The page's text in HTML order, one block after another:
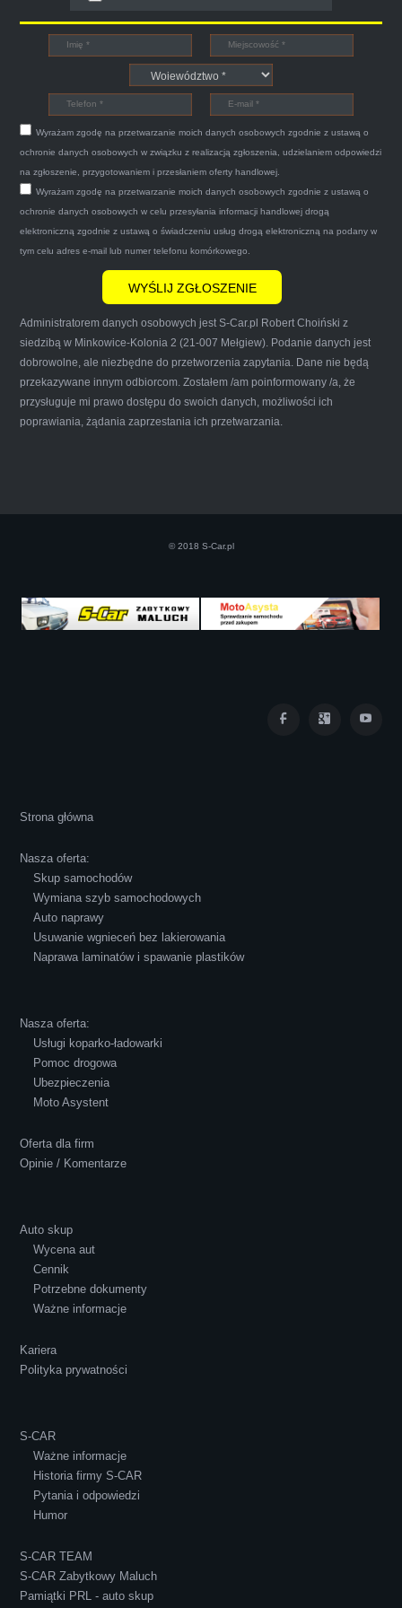
Witam,ja jestem bardzo zadowolona z usługi S-
Car.pl sprzedałam swoją wysłużoną corsinę
tego samego dnia miły grzeczny pan przyjechał
po trzech godzinach autolawetą sprawnie
zapakował auto wypisał dokumenty i wypłacił
gotówkę.Zdecydowanie mogę polecić tą firmę
mnie do skorzystania z ich usług przekonało to
że są na FACEBOOKU i każdy tam może
wyrazić opinię na ich temat.
Iwona Górska
naprawde ludzki, nie zdziera, nie oszukuje.
atmosferze, czego z reguły nie można
powiedzieć o innych firmach tego type.
Pozdrawiam i polecam!
Polecam S-Car.pl, szybka i bardzo miła
Wyrażam zgodę na przetwarzanie moich danych osobowych zgodnie z ustawą o
ochronie danych osobowych w związku z realizacją zgłoszenia, udzielaniem odpowiedzi
na zgłoszenie, przygotowaniem i przesłaniem oferty handlowej.
Wyrażam zgodę na przetwarzanie moich danych osobowych zgodnie z ustawą o
ochronie danych osobowych w celu przesyłania informacji handlowej drogą
elektroniczną zgodnie z ustawą o świadczeniu usług drogą elektroniczną na podany w
tym celu adres e-mail lub numer telefonu komórkowego.
Administratorem danych osobowych jest S-Car.pl Robert Choiński z
siedzibą w Minkowice-Kolonia 2 (21-007 Mełgiew). Podanie danych jest
dobrowolne, ale niezbędne do przetworzenia zapytania. Dane nie będą
przekazywane innym odbiorcom. Zostałem /am poinformowany /a, że
przysługuje mi prawo dostępu do swoich danych, możliwości ich
poprawiania, żądania zaprzestania ich przetwarzania.
© 2018 S-Car.pl
Strona główna
Nasza oferta:
Skup samochodów
Wymiana szyb samochodowych
Auto naprawy
Usuwanie wgnieceń bez lakierowania
Naprawa laminatów i spawanie plastików
Nasza oferta:
Usługi koparko-ładowarki
Pomoc drogowa
Ubezpieczenia
Moto Asystent
Oferta dla firm
Opinie / Komentarze
Auto skup
Wycena aut
Cennik
Potrzebne dokumenty
Ważne informacje
Kariera
Polityka prywatności
S-CAR
Ważne informacje
Historia firmy S-CAR
Pytania i odpowiedzi
Humor
S-CAR TEAM
S-CAR Zabytkowy Maluch
Pamiątki PRL - auto skup